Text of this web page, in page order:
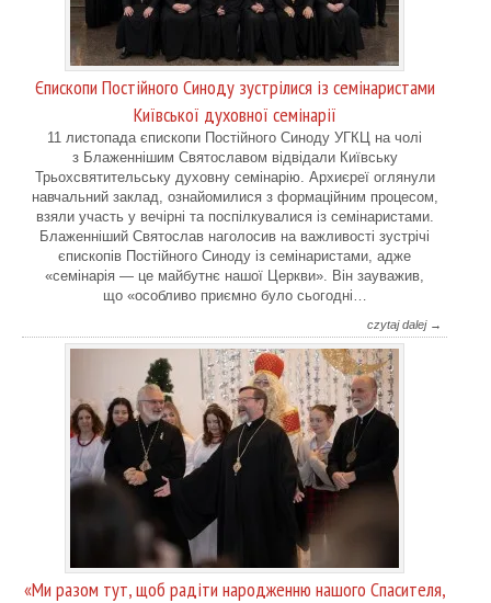
Єпископи Постійного Синоду зустрілися із семінаристами
Київської духовної семінарії
11 листопада єпископи Постійного Синоду УГКЦ на чолі
з Блаженнішим Святославом відвідали Київську
Трьохсвятительську духовну семінарію. Архиєреї оглянули
навчальний заклад, ознайомилися з формаційним процесом,
взяли участь у вечірні та поспілкувалися із семінаристами.
Блаженніший Святослав наголосив на важливості зустрічі
єпископів Постійного Синоду із семінаристами, адже
«семінарія — це майбутнє нашої Церкви». Він зауважив,
що «особливо приємно було сьогодні…
czytaj dalej →
«Ми разом тут, щоб радіти народженню нашого Спасителя,